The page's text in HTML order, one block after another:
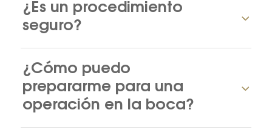
¿Es un procedimiento
seguro?
¿Cómo puedo
prepararme para una
operación en la boca?